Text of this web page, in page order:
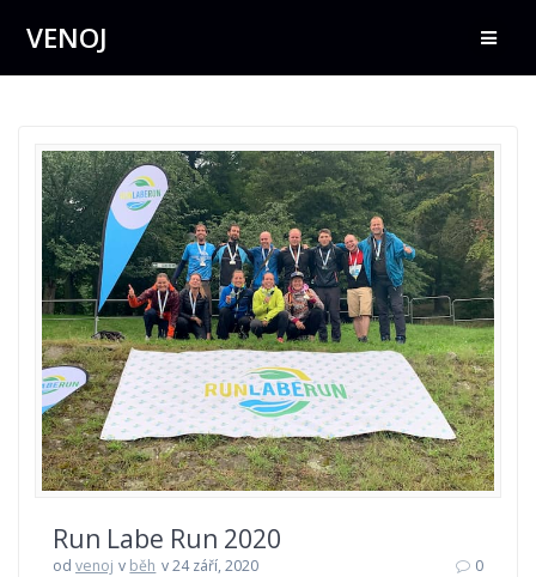
VENOJ
Run Labe Run 2020
od venoj v běh v 24 září, 2020 0